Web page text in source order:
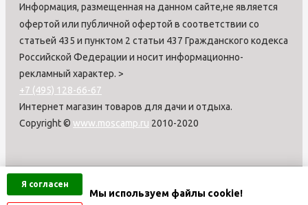
Я согласен
Мы используем файлы cookie!
Информация, размещенная на данном сайте,не является
офертой или публичной офертой в соответствии со
статьей 435 и пунктом 2 статьи 437 Гражданского кодекса
Российской Федерации и носит информационно-
рекламный характер. >
+7 (495) 128-66-67
Интернет магазин товаров для дачи и отдыха.
Copyright © www.moscamp.ru 2010-2020